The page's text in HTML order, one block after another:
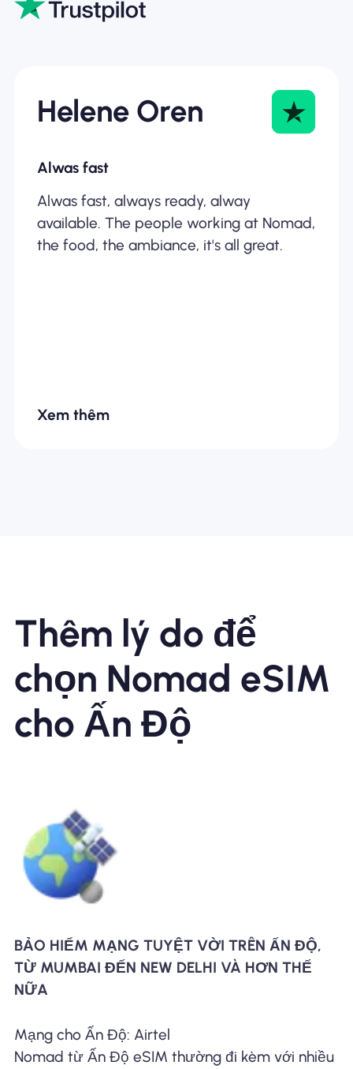
Helene Oren
Alwas fast
Alwas fast, always ready, alway
available. The people working at Nomad,
the food, the ambiance, it's all great.
Xem thêm
Thêm lý do để
chọn Nomad eSIM
cho Ấn Độ
BẢO HIỂM MẠNG TUYỆT VỜI TRÊN ẤN ĐỘ,
TỪ MUMBAI ĐẾN NEW DELHI VÀ HƠN THẾ
NỮA
Mạng cho Ấn Độ: Airtel
Nomad từ Ấn Độ eSIM thường đi kèm với nhiều